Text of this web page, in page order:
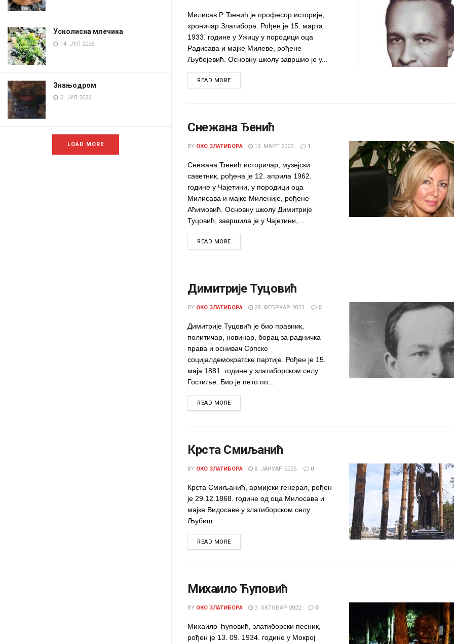
Усколисна млечика
14. ЈУЛ 2026.
Знањодром
2. ЈУЛ 2026.
LOAD MORE
Милисав Р. Ђенић је професор историје,
хроничар Златибора. Рођен је 15. марта
1933. године у Ужицу у породици оца
Радисава и мајке Милеве, рођене
Љубојевић. Основну школу завршио је у...
READ MOREDETAILS
Снежана Ђенић
BY ОКО ЗЛАТИБОРА 12. МАРТ 2023. 1
Снежана Ђенић историчар, музејски
саветник, рођена је 12. априла 1962.
године у Чајетини, у породици оца
Милисава и мајке Миленије, рођене
Аћимовић. Основну школу Димитрије
Туцовић, завршила је у Чајетини,...
READ MOREDETAILS
Димитрије Туцовић
BY ОКО ЗЛАТИБОРА 28. ФЕБРУАР 2023. 0
Димитрије Туцовић је био правник,
политичар, новинар, борац за радничка
права и оснивач Српске
социјалдемократске партије. Рођен је 15.
маја 1881. године у златиборском селу
Гостиље. Био је пето по...
READ MOREDETAILS
Крста Смиљанић
BY ОКО ЗЛАТИБОРА 8. ЈАНУАР 2025. 0
Крста Смиљанић, армијски генерал, рођен
је 29.12.1868. године од оца Милосава и
мајке Видосаве у златиборском селу
Љубиш.
READ MOREDETAILS
Михаило Ћуповић
BY ОКО ЗЛАТИБОРА 3. ОКТОБАР 2022. 0
Михаило Ћуповић, златиборски песник,
рођен је 13. 09. 1934. године у Мокрој